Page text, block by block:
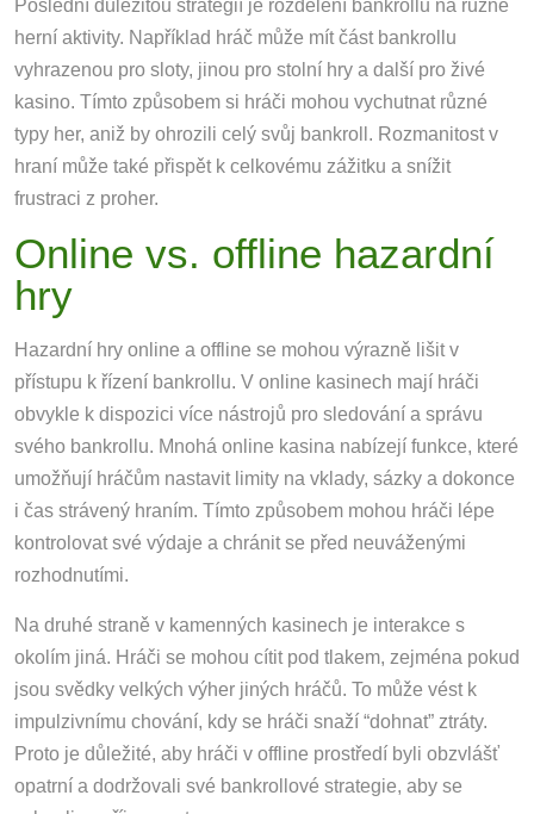
Poslední důležitou strategií je rozdělení bankrollu na různé
herní aktivity. Například hráč může mít část bankrollu
vyhrazenou pro sloty, jinou pro stolní hry a další pro živé
kasino. Tímto způsobem si hráči mohou vychutnat různé
typy her, aniž by ohrozili celý svůj bankroll. Rozmanitost v
hraní může také přispět k celkovému zážitku a snížit
frustraci z proher.
Online vs. offline hazardní
hry
Hazardní hry online a offline se mohou výrazně lišit v
přístupu k řízení bankrollu. V online kasinech mají hráči
obvykle k dispozici více nástrojů pro sledování a správu
svého bankrollu. Mnohá online kasina nabízejí funkce, které
umožňují hráčům nastavit limity na vklady, sázky a dokonce
i čas strávený hraním. Tímto způsobem mohou hráči lépe
kontrolovat své výdaje a chránit se před neuváženými
rozhodnutími.
Na druhé straně v kamenných kasinech je interakce s
okolím jiná. Hráči se mohou cítit pod tlakem, zejména pokud
jsou svědky velkých výher jiných hráčů. To může vést k
impulzivnímu chování, kdy se hráči snaží “dohnat” ztráty.
Proto je důležité, aby hráči v offline prostředí byli obzvlášť
opatrní a dodržovali své bankrollové strategie, aby se